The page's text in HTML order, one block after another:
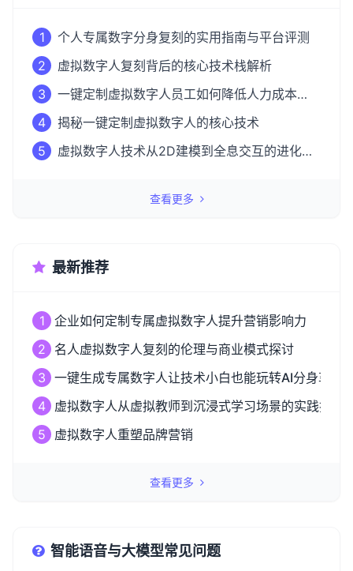
1
个人专属数字分身复刻的实用指南与平台评测
2
虚拟数字人复刻背后的核心技术栈解析
3
一键定制虚拟数字人员工如何降低人力成本
50%？
4
揭秘一键定制虚拟数字人的核心技术
5
虚拟数字人技术从2D建模到全息交互的进化之
查看更多
最新推荐
1
企业如何定制专属虚拟数字人提升营销影响力
2
名人虚拟数字人复刻的伦理与商业模式探讨
3 一键生成专属数字人让技术小白也能玩转AI分身革命
4 虚拟数字人从虚拟教师到沉浸式学习场景的实践探索
5
虚拟数字人重塑品牌营销
查看更多
智能语音与大模型常见问题